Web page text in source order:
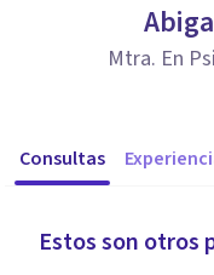
Mtra. En
Consultas
Estos son otros